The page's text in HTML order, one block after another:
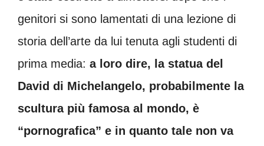
genitori si sono lamentati di una lezione di
storia dell’arte da lui tenuta agli studenti di
prima media: a loro dire, la statua del
David di Michelangelo, probabilmente la
scultura più famosa al mondo, è
“pornografica” e in quanto tale non va